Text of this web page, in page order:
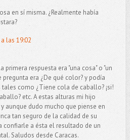
en sí misma. ¿Realmente había
las 19:02
primera respuesta era "una cosa" o "un
era ¿De qué color? y podía
como ¿Tiene cola de caballo? ¡si!
etc. A estas alturas mi hijo
aunque dudo mucho que piense en
tan seguro de la calidad de su
confiarle a ésta el resultado de un
Saludos desde Caracas.